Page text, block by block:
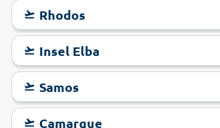
Rhodos
Insel Elba
Samos
Camargue